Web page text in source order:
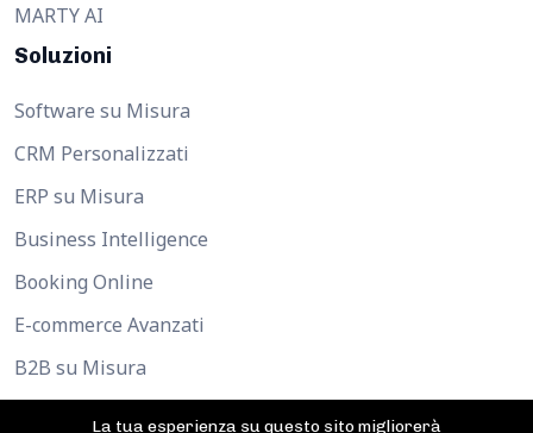
MARTY AI
Soluzioni
Software su Misura
CRM Personalizzati
ERP su Misura
Business Intelligence
Booking Online
E-commerce Avanzati
B2B su Misura
La tua esperienza su questo sito migliorerà